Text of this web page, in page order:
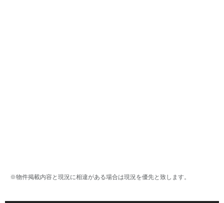
※物件掲載内容と現況に相違がある場合は現況を優先と致します。